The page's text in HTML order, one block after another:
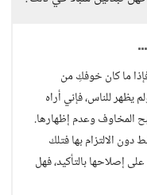
ما كان خوفكِ من
للناس، فإني أراه
المخاوف وعدم إظهارها.
الالتزام بها فتلك
إصلاحها بالتأكيد، فهل